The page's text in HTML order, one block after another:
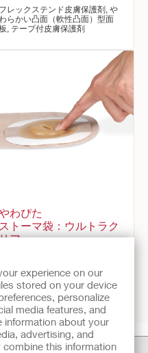
experience on our
stored on your device
personalize
media features, and
information about your
advertising, and
this information
フレックステンド皮膚保護剤, や
らかい凸面（軟性凸面）型面
, テープ付皮膚保護剤
わぴた
ストーマ袋：ウルトラク
ア
, テープ付皮膚保護剤
次へ